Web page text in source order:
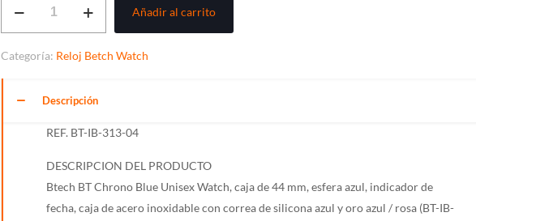
BT
BLUE
Añadir al carrito
Categoría: Reloj Betch Watch
Descripción
REF. BT-IB-313-04
DESCRIPCION DEL PRODUCTO
Btech BT Chrono Blue Unisex Watch, caja de 44 mm, esfera azul, indicador de
fecha, caja de acero inoxidable con correa de silicona azul y oro azul / rosa (BT-IB-